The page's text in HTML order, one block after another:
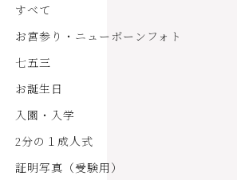
すべて
お宮参り・ニューボーンフォト
七五三
お誕生日
入園・入学
2分の１成人式
証明写真（受験用）